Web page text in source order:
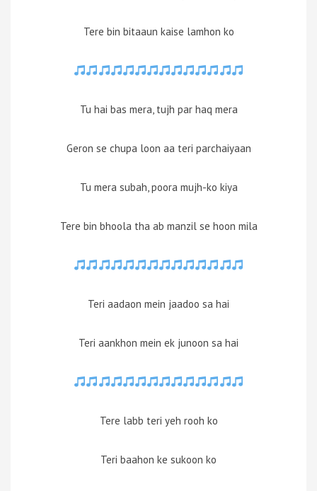
Tere bin bitaaun kaise lamhon ko
Tu hai bas mera, tujh par haq mera
Geron se chupa loon aa teri parchaiyaan
Tu mera subah, poora mujh-ko kiya
Tere bin bhoola tha ab manzil se hoon mila
Teri aadaon mein jaadoo sa hai
Teri aankhon mein ek junoon sa hai
Tere labb teri yeh rooh ko
Teri baahon ke sukoon ko